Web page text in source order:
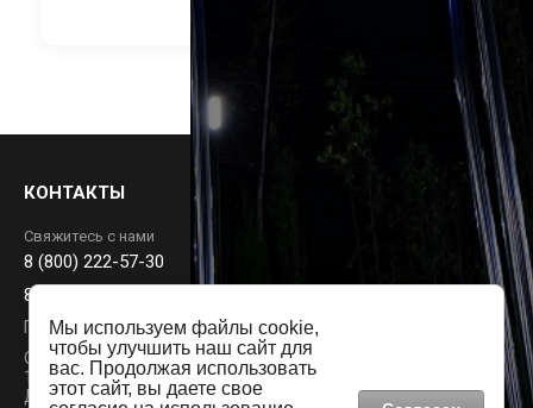
КОНТАКТЫ
Свяжитесь с нами
8 (800) 222-57-30
88002225730@mail.ru
Пн-Пт: 9:00 - 18:00
Офис:
115191, Россия, г. Москва, Вн.Тер. г. Муниципальный Округ
Даниловский, ул. Серпуховский Вал, д. 21 к.1, пом. 4/1
Мы используем файлы cookie,
чтобы улучшить наш сайт для
вас. Продолжая использовать
этот сайт, вы даете своеВидеообзор